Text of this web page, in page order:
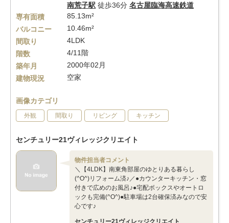
南荒子駅 徒歩36分 名古屋臨海高速鉄道
専有面積
85.13m²
バルコニー
10.46m²
間取り
4LDK
階数
4/11階
築年月
2000年02月
建物現況
空家
画像カテゴリ
外観 間取り リビング キッチン
センチュリー21ヴィレッジクリエイト
物件担当者コメント
＼【4LDK】南東角部屋のゆとりある暮らし
(^O^)リフォーム済♪／●カウンターキッチン・窓
付きで広めのお風呂♪●宅配ボックスやオートロ
ックも完備(^O^)●駐車場は2台確保済みなので安
心です♪
センチュリー21ヴィレッジクリエイト